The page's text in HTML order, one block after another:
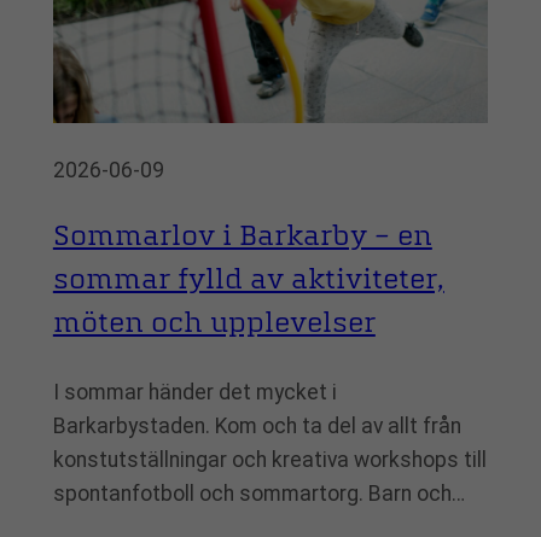
2026-06-09
Sommarlov i Barkarby – en
sommar fylld av aktiviteter,
möten och upplevelser
I sommar händer det mycket i
Barkarbystaden. Kom och ta del av allt från
konstutställningar och kreativa workshops till
spontanfotboll och sommartorg. Barn och…